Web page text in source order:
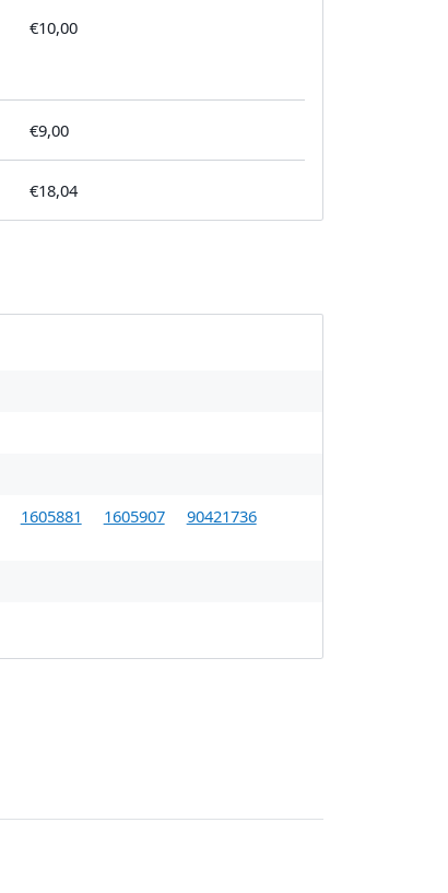
€10,00
€9,00
€18,04
1605881 1605907
90421736